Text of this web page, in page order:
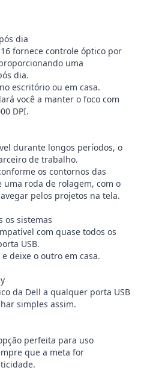
dia
fornece controle óptico por
uma
dia.
escritório ou em casa.
você a manter o foco com
DPI.
durante longos períodos, o
de trabalho.
os contornos das
roda de rolagem, com o
pelos projetos na tela.
os sistemas
com quase todos os
USB.
deixe o outro em casa.
da Dell a qualquer porta USB
simples assim.
perfeita para uso
que a meta for